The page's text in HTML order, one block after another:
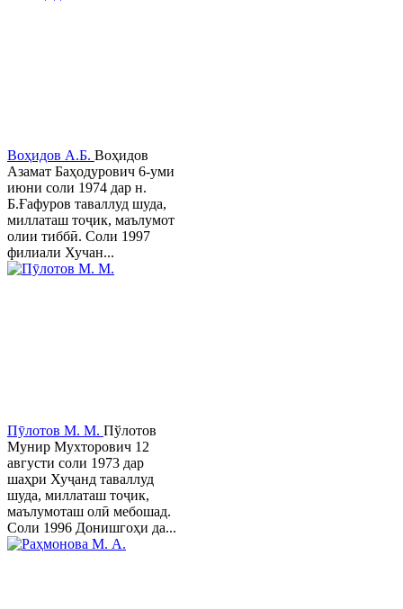
Воҳидов А.Б. Воҳидов
Азамат Баҳодурович 6-уми
июни соли 1974 дар н.
Б.Ғафуров таваллуд шуда,
миллаташ тоҷик, маълумот
олии тиббӣ. Соли 1997
филиали Хучан...
Пӯлотов М. М. Пўлотов
Мунир Мухторович 12
августи соли 1973 дар
шаҳри Хуҷанд таваллуд
шуда, миллаташ тоҷик,
маълумоташ олӣ мебошад.
Соли 1996 Донишгоҳи да...